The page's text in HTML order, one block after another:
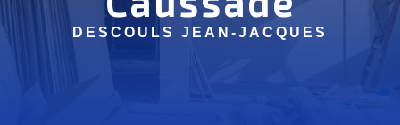
DESCOULS JEAN-JACQUES